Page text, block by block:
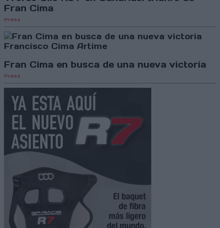
Fran Cima
Press
Francisco Cima Artime
Fran Cima en busca de una nueva victoria
Press